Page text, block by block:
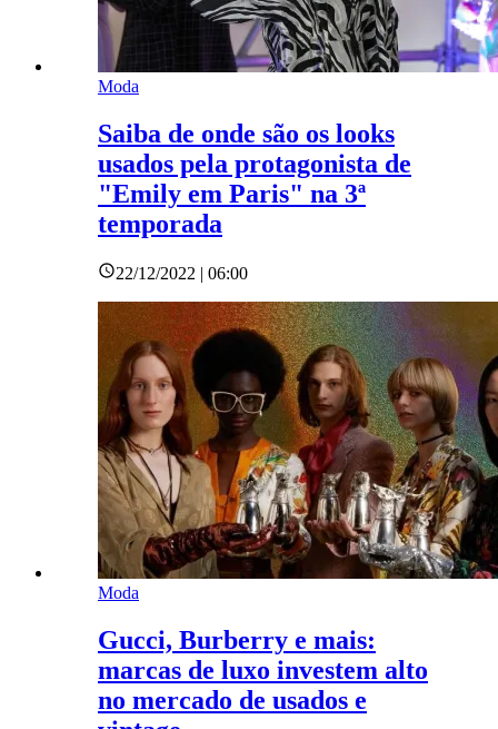
Moda
Saiba de onde são os looks
usados pela protagonista de
"Emily em Paris" na 3ª
temporada
22/12/2022 | 06:00
Moda
Gucci, Burberry e mais:
marcas de luxo investem alto
no mercado de usados e